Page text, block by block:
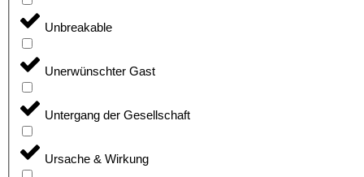
Unbreakable
Unerwünschter Gast
Untergang der Gesellschaft
Ursache & Wirkung